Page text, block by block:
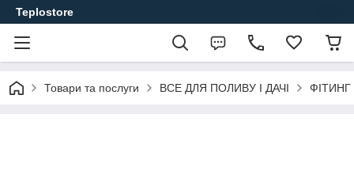
Teplostore
Товари та послуги ВСЕ ДЛЯ ПОЛИВУ І ДАЧІ